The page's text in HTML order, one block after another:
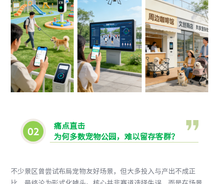
02
痛点直击
为何多数宠物公园，难以留存客群？
不少景区曾尝试布局宠物友好场景，但大多投入与产出不成正